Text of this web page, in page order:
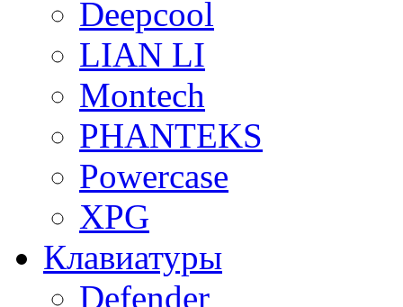
Deepcool
LIAN LI
Montech
PHANTEKS
Powercase
XPG
Клавиатуры
Defender